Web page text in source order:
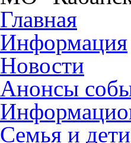
Главная
Информация
Новости
Анонсы
Семья и дети